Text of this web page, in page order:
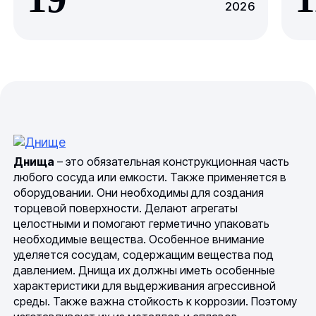
2026
Днища – это обязательная конструкционная часть
любого сосуда или емкости. Также применяется в
оборудовании. Они необходимы для создания
торцевой поверхности. Делают агрегаты
целостными и помогают герметично упаковать
необходимые вещества. Особенное внимание
уделяется сосудам, содержащим вещества под
давлением. Днища их должны иметь особенные
характеристики для выдерживания агрессивной
среды. Также важна стойкость к коррозии. Поэтому